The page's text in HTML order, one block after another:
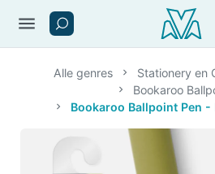
menu
Alle genres Stationery en
Bookaroo
Bookaroo Ballpoint Pen -